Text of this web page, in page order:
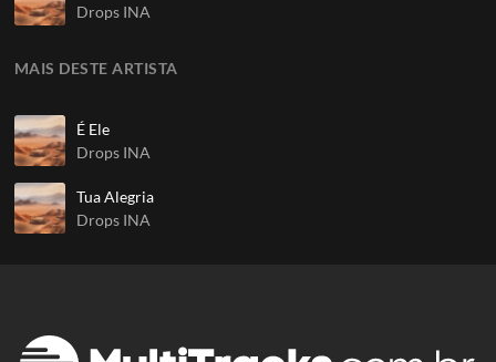
Drops INA
MAIS DESTE ARTISTA
É Ele
Drops INA
Tua Alegria
Drops INA